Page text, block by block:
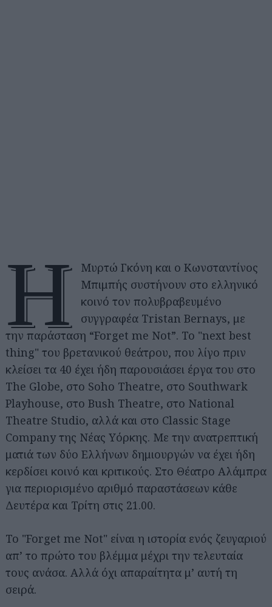
Η
Μυρτώ Γκόνη και ο Κωνσταντίνος
Μπιμπής συστήνουν στο ελληνικό
κοινό τον πολυβραβευμένο
συγγραφέα Tristan Bernays, με
την παράσταση “Forget me Not”. Το "next best
thing" του βρετανικού θεάτρου, που λίγο πριν
κλείσει τα 40 έχει ήδη παρουσιάσει έργα του στο
The Globe, στο Soho Theatre, στο Southwark
Playhouse, στο Bush Theatre, στο National
Theatre Studio, αλλά και στο Classic Stage
Company της Νέας Υόρκης. Με την ανατρεπτική
ματιά των δύο Ελλήνων δημιουργών να έχει ήδη
κερδίσει κοινό και κριτικούς. Στο Θέατρο Αλάμπρα
για περιορισμένο αριθμό παραστάσεων κάθε
Δευτέρα και Τρίτη στις 21.00.
Το "Forget me Not" είναι η ιστορία ενός ζευγαριού
απ’ το πρώτο του βλέμμα μέχρι την τελευταία
τους ανάσα. Αλλά όχι απαραίτητα μ’ αυτή τη
σειρά.